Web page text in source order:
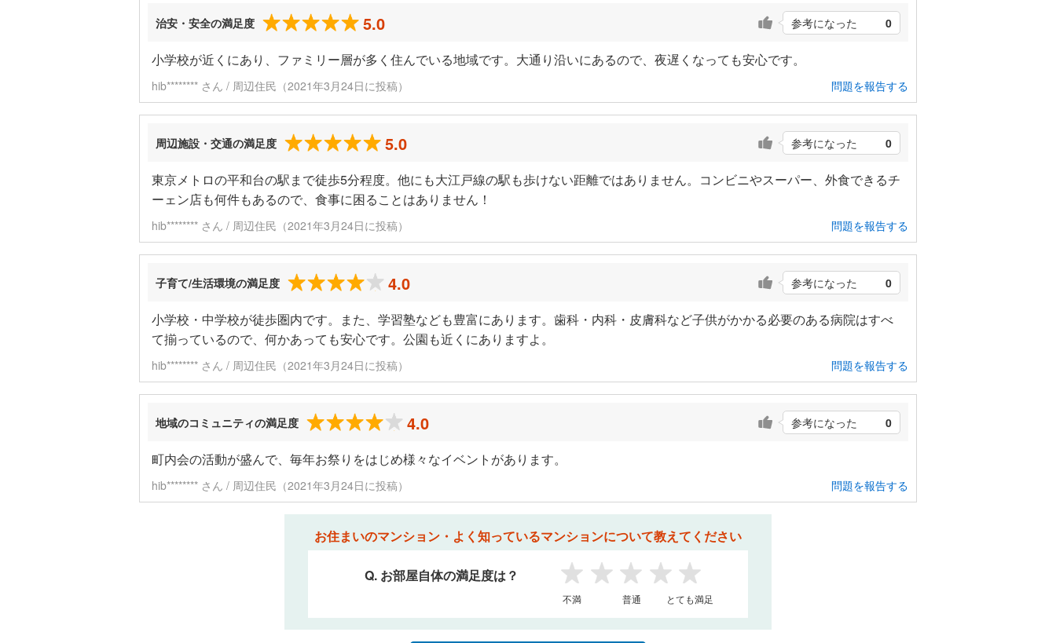
治安・安全の満足度 5.0 参考になった 0
小学校が近くにあり、ファミリー層が多く住んでいる地域です。大通り沿いにあるので、夜遅くなっても安心です。
hib******** さん / 周辺住民（2021年3月24日に投稿） 問題を報告する
周辺施設・交通の満足度 5.0 参考になった 0
東京メトロの平和台の駅まで徒歩5分程度。他にも大江戸線の駅も歩けない距離ではありません。コンビニやスーパー、外食できるチ
ーェン店も何件もあるので、食事に困ることはありません！
hib******** さん / 周辺住民（2021年3月24日に投稿） 問題を報告する
子育て/生活環境の満足度 4.0 参考になった 0
小学校・中学校が徒歩圏内です。また、学習塾なども豊富にあります。歯科・内科・皮膚科など子供がかかる必要のある病院はすべ
て揃っているので、何かあっても安心です。公園も近くにありますよ。
hib******** さん / 周辺住民（2021年3月24日に投稿） 問題を報告する
地域のコミュニティの満足度 4.0 参考になった 0
町内会の活動が盛んで、毎年お祭りをはじめ様々なイベントがあります。
hib******** さん / 周辺住民（2021年3月24日に投稿） 問題を報告する
お住まいのマンション・よく知っているマンションについて教えてください
Q. お部屋自体の満足度は？
1 2 3 4 5
不満 普通 とても満足